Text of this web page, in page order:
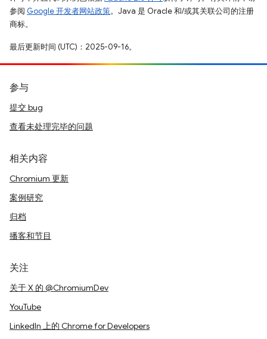
参阅 Google 开发者网站政策。Java 是 Oracle 和/或其关联公司的注册
商标。
最后更新时间 (UTC)：2025-09-16。
参与
提交 bug
查看未处理完毕的问题
相关内容
Chromium 更新
案例研究
归档
播客和节目
关注
关于 X 的 @ChromiumDev
YouTube
LinkedIn 上的 Chrome for Developers